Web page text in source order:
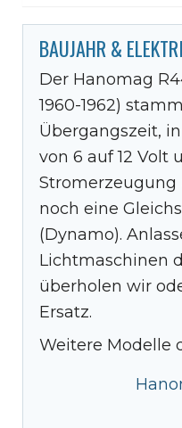
BAUJAHR &
Der Hanomag
1960-1962)
Übergangszeit,
von 6 auf 12 Volt
noch eine
(Dynamo).
Lichtmaschinen
überholen wir
Ersatz.
Weitere Modelle